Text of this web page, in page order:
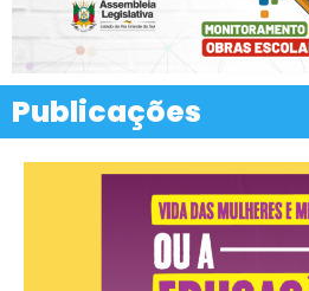
Publicações